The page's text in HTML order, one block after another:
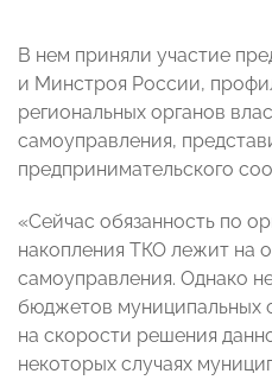
В нем приняли участие
и Минстроя России,
региональных органов
самоуправления,
предпринимательского
«Сейчас обязанность по
накопления ТКО лежит на
самоуправления. Однако
бюджетов муниципальных
на скорости решения
некоторых случаях